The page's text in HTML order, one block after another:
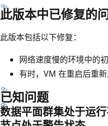
此版本中已修复的
此版本包括以下修复：
网络速度慢的环境中的
有时，VM 在重启后重新
已知问题
数据平面群集处于运